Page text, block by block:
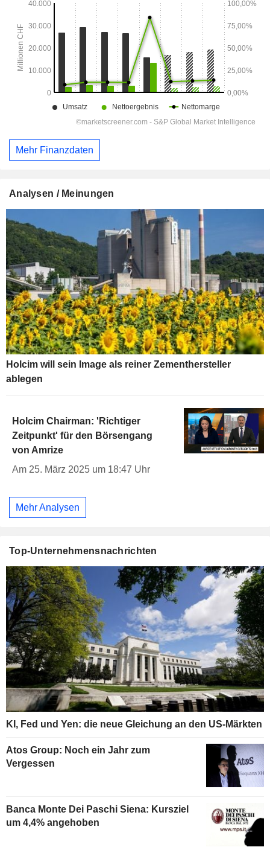
Mehr Finanzdaten
Analysen / Meinungen
Holcim will sein Image als reiner Zementhersteller
ablegen
Holcim Chairman: 'Richtiger
Zeitpunkt' für den Börsengang
von Amrize
Am 25. März 2025 um 18:47 Uhr
Mehr Analysen
Top-Unternehmensnachrichten
KI, Fed und Yen: die neue Gleichung an den US-Märkten
Atos Group: Noch ein Jahr zum
Vergessen
Banca Monte Dei Paschi Siena: Kursziel
um 4,4% angehoben